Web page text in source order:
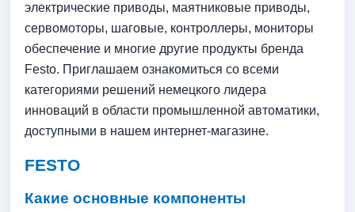
электрические приводы, маятниковые приводы,
сервомоторы, шаговые, контроллеры, мониторы
обеспечение и многие другие продукты бренда
Festo. Приглашаем ознакомиться со всеми
категориями решений немецкого лидера
инноваций в области промышленной автоматики,
доступными в нашем интернет-магазине.
FESTO
Какие основные компоненты